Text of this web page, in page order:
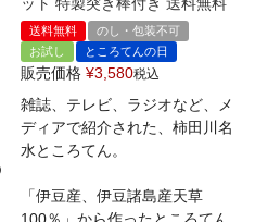
ット 特製突き棒付き 送料無料
送料無料
のし・包装不可
お試し
ところてんの日
販売価格 ¥3,580税込
雑誌、テレビ、ラジオなど、メ
ディアで紹介された、柿田川名
水ところてん。
「伊豆産、伊豆諸島産天草